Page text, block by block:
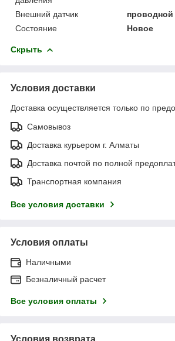
Внешний датчик
проводной
Состояние
Новое
Скрыть
Условия доставки
Доставка осуществляется только по
Самовывоз
Доставка курьером г. Алматы
Доставка почтой по полной
Транспортная компания
Все условия доставки
Условия оплаты
Наличными
Безналичный расчет
Все условия оплаты
Условия возврата